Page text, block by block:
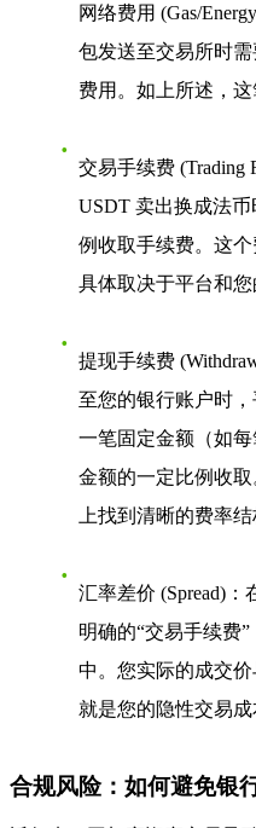
网络费用 (Gas/
包发送至交易所时
费用。如上所述，这
交易手续费 (Trading
USDT 卖出换成法
例收取手续费。这个
具体取决于平台和您
提现手续费
至您的银行账户时
一笔固定金额（如
金额的一定比例收
上找到清晰的费率结
汇率差价 (Spread) ：
明确的“交易手续费
中。您实际的成交
就是您的隐性交易成
合规风险：如何避免银